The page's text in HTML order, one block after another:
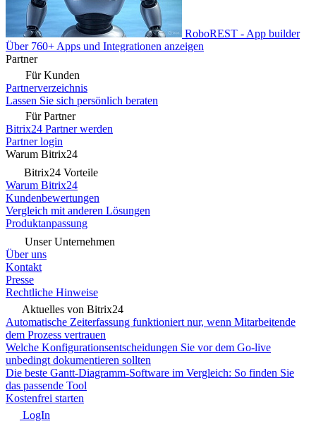
RoboREST - App builder
Über 760+ Apps und Integrationen anzeigen
Partner
Für Kunden
Partnerverzeichnis
Lassen Sie sich persönlich beraten
Für Partner
Bitrix24 Partner werden
Partner login
Warum Bitrix24
Bitrix24 Vorteile
Warum Bitrix24
Kundenbewertungen
Vergleich mit anderen Lösungen
Produktanpassung
Unser Unternehmen
Über uns
Kontakt
Presse
Rechtliche Hinweise
Aktuelles von Bitrix24
Automatische Zeiterfassung funktioniert nur, wenn Mitarbeitende
dem Prozess vertrauen
Welche Konfigurationsentscheidungen Sie vor dem Go-live
unbedingt dokumentieren sollten
Die beste Gantt-Diagramm-Software im Vergleich: So finden Sie
das passende Tool
Kostenfrei starten
LogIn